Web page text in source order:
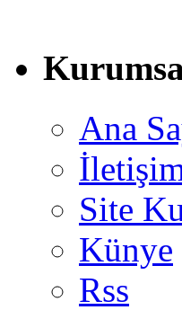
Ana
Site
Künye
Rss